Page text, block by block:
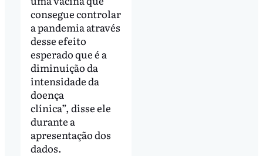
consegue controlar
a pandemia através
desse efeito
esperado que é a
diminuição da
intensidade da
doença
clínica”, disse ele
durante a
apresentação dos
dados.